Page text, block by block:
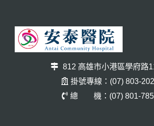
812 高雄市小港區學府路
掛號專線：(07) 803-
總 機：(07) 801-